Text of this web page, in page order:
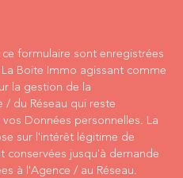
formulaire sont enregistrées
Boite Immo agissant comme
la gestion de la
/ du Réseau qui reste
Données personnelles. La
sur l'intérêt légitime de
conservées jusqu'à demande
à l'Agence / au Réseau.